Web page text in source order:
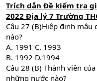
Trích dẫn Đề kiểm tra
2022 Địa lý 7 Trường
Câu 27 (B)Hiệp định
nào?
A. 1991 C. 1993
B. 1992 D.1994
Câu 28 (B) Thành viên
những nước nào?